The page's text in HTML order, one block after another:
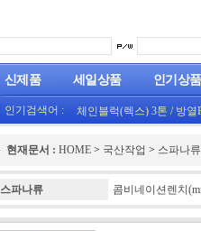
신제품 세일상품 인기상품
인기검색어 : 체인블럭(렉스) 3톤 / 방열
(오렌지) (1롤50M)
프로라인 줄자(코메론)자
현재문서 : HOME > 국산작업 > 스파나류
스파나류 콤비네이션렌치